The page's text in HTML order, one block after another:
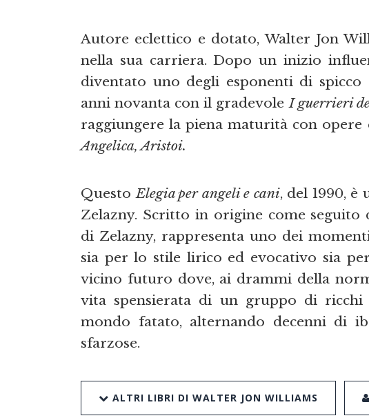
Autore eclettico e dotato, Walter Jon
nella sua carriera. Dopo un inizio
diventato uno degli esponenti di
anni novanta con il gradevoleI guerrieri
raggiungere la piena maturità con
Angelica, Aristoi.
QuestoElegia per angeli e cani, del 1990, è
Zelazny. Scritto in origine come seguito
di Zelazny, rappresenta uno dei
sia per lo stile lirico ed evocativo sia
vicino futuro dove, ai drammi della
vita spensierata di un gruppo di
mondo fatato, alternando decenni di
sfarzose.
ALTRI LIBRI DI WALTER JON WILLIAMS